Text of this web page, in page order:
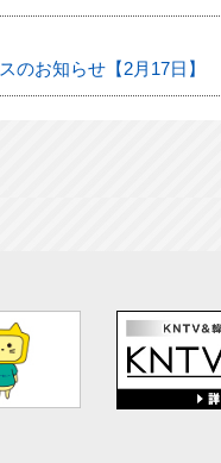
のお知らせ【2月17日】